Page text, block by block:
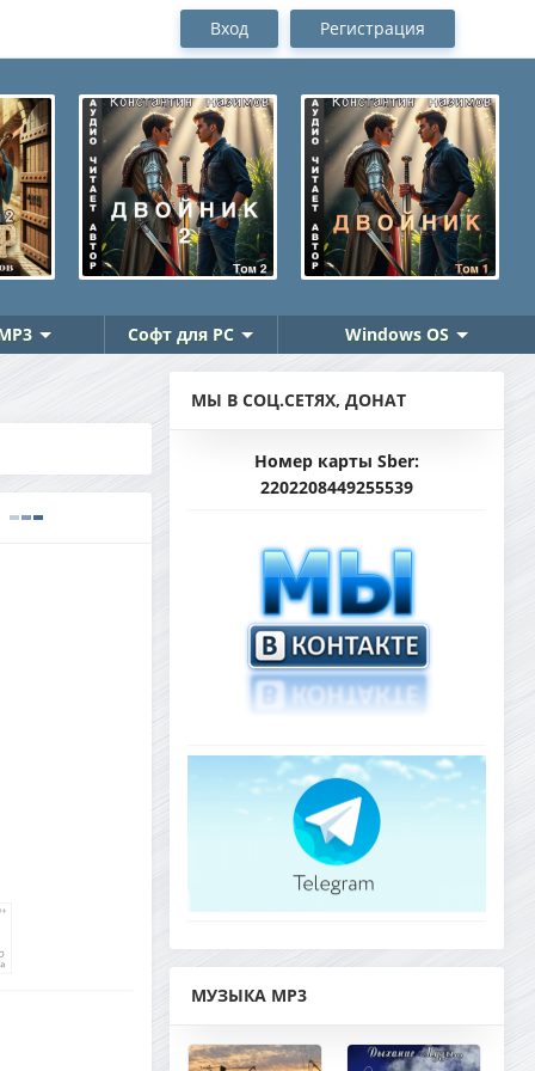
Вход Регистрация
Софт для PC Windows OS
МЫ В СОЦ.СЕТЯХ, ДОНАТ
Номер карты Sber:
2202208449255539
МУЗЫКА MP3